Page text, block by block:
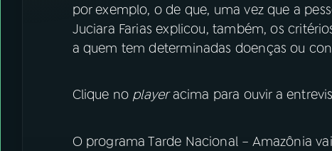
por exemplo, o de que, uma vez que a
Juciara Farias explicou, também, os
a quem tem determinadas doenças ou
Clique no playeracima para ouvir a
O programa Tarde Nacional – Amazônia